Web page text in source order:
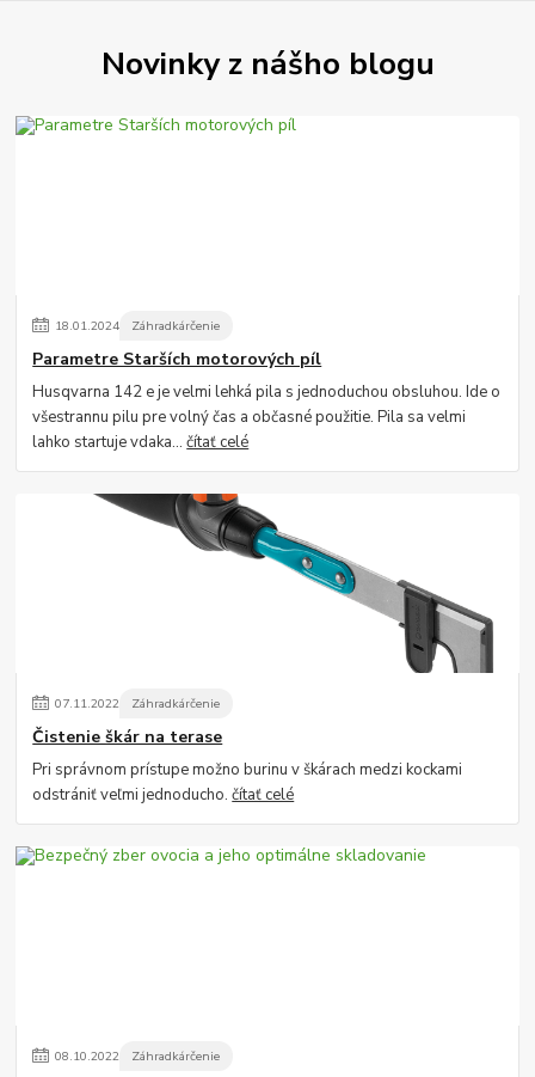
Novinky z nášho blogu
18.01.2024 Záhradkárčenie
Parametre Starších motorových píl
Husqvarna 142 e je velmi lehká pila s jednoduchou obsluhou. Ide o
všestrannu pilu pre volný čas a občasné použitie. Pila sa velmi
lahko startuje vdaka...čítať celé
07.11.2022 Záhradkárčenie
Čistenie škár na terase
Pri správnom prístupe možno burinu v škárach medzi kockami
odstrániť veľmi jednoducho.čítať celé
08.10.2022 Záhradkárčenie